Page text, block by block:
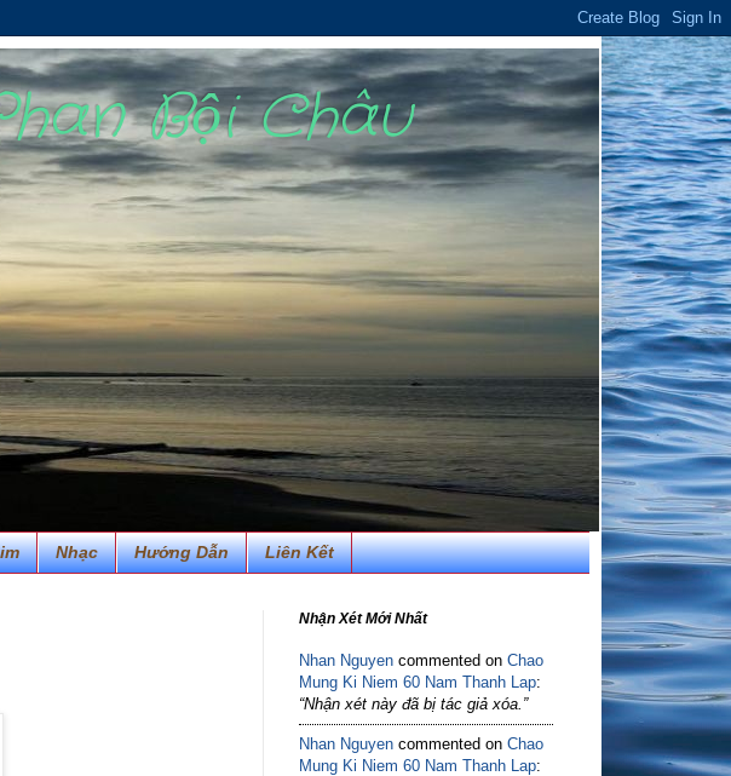
Bội Châu
Nhạc Hướng Dẫn Liên Kết
Nhận Xét Mới Nhất
Nhan Nguyen commented on Chao
Mung Ki Niem 60 Nam Thanh Lap:
“Nhận xét này đã bị tác giả xóa.”
Nhan Nguyen commented on Chao
Mung Ki Niem 60 Nam Thanh Lap: